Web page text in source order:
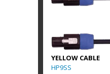
YELLOW CABLE
HP9SS